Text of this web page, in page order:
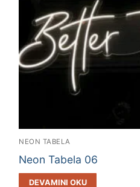
NEON TABELA
Neon Tabela 06
DEVAMINI OKU